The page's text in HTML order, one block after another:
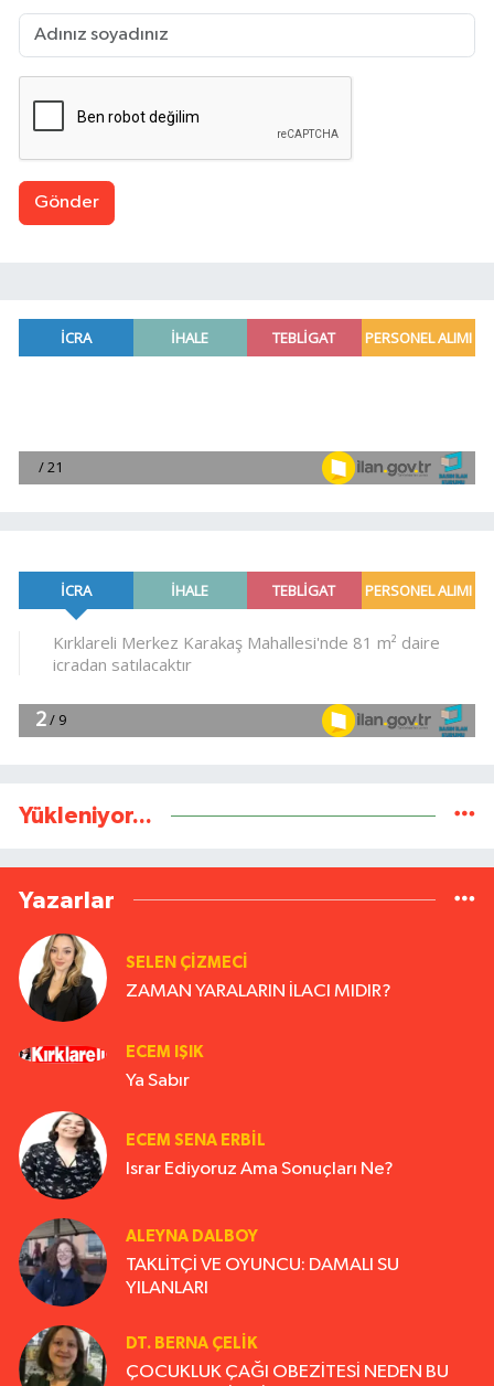
Gönder
Yükleniyor...
Yazarlar
SELEN ÇİZMECİ
ZAMAN YARALARIN İLACI MIDIR?
ECEM IŞIK
Ya Sabır
ECEM SENA ERBIL
Israr Ediyoruz Ama Sonuçları Ne?
ALEYNA DALBOY
TAKLİTÇİ VE OYUNCU: DAMALI SU
YILANLARI
DT. BERNA ÇELIK
ÇOCUKLUK ÇAĞI OBEZİTESİ NEDEN BU